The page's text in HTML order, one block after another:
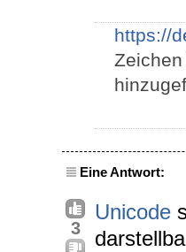
https://
Eine Antwort:
3
Unicode